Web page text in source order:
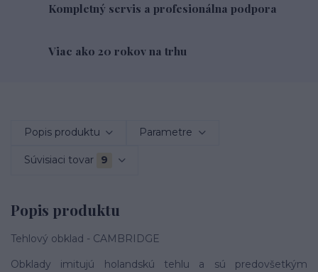
Kompletný servis a profesionálna podpora
Viac ako 20 rokov na trhu
Popis produktu Parametre
Súvisiaci tovar 9
Popis produktu
Tehlový obklad - CAMBRIDGE
Obklady imitujú holandskú tehlu a sú predovšetkým